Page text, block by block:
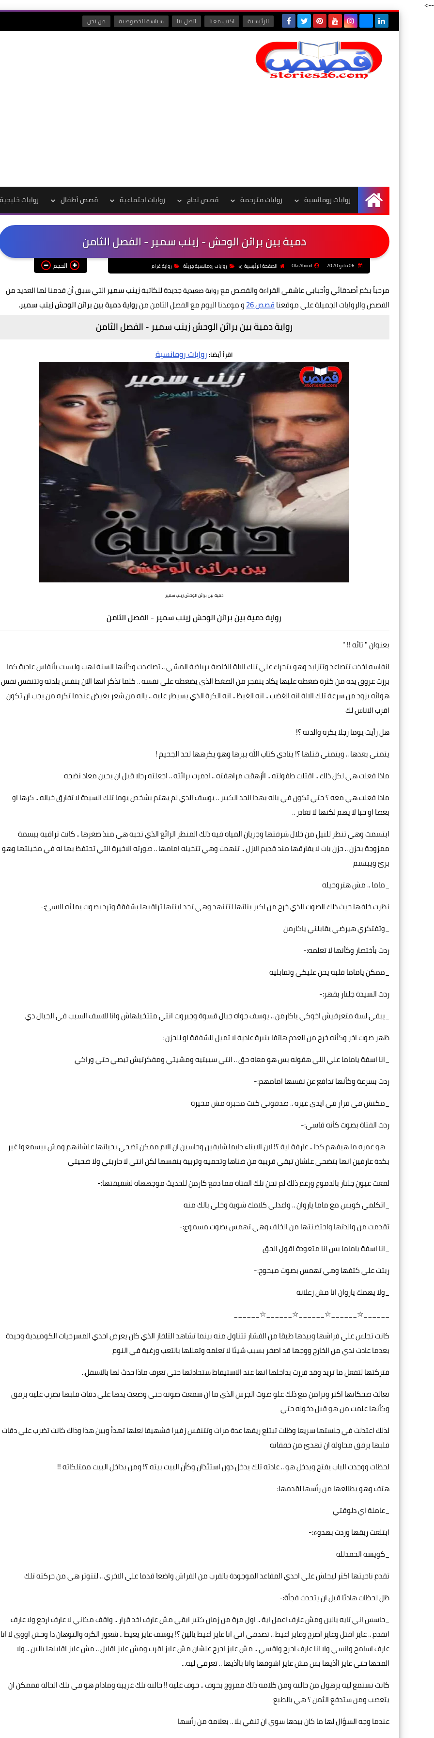
-->
الرئيسية اكتب معنا اتصل بنا سياسة الخصوصية من نحن
الرئيسية
روايات رومانسية روايات مترجمة قصص نجاح روايات اجتماعية قصص أطفال روايات خليجية
دمية بين براثن الوحش - زينب سمير - الفصل الثامن
Ola Abood الصفحة الرئيسية روايات رومانسية جريئة رواية غرام الحجم
مرحباً بكم أصدقائي وأحبابي عاشقي القراءة والقصص معرواية صعيديةجديدة للكاتبةزينب سميرالتي سبق أن قدمنا لها العديد من
القصص والروايات الجميلة علي موقعناقصص 26 و موعدنا اليوم مع الفصل الثامن منرواية دمية بين براثن الوحش زينب سمير.
رواية دمية بين براثن الوحش زينب سمير - الفصل الثامن
اقرأ أيضا:روايات رومانسية
دمية بين براثن الوحش زينب سمير
رواية دمية بين براثن الوحش زينب سمير - الفصل الثامن
بعنوان " تائه !! "
انفاسه اخذت تتصاعد وتتزايد وهو يتحرك علي تلك الالة الخاصة برياضة المشي .. تصاعدت وكأنها السنة لهب وليست بأنفاس عادية كما
برزت عروق يده من كثرة ضغطه عليها يكاد ينفجر من الضغط الذي يضغطه علي نفسه .. كلما تذكر انها الان بنفس بلدته وتتنفس نفس
هوائه يزود من سرعة تلك الالة انه الغضب .. انه الغيظ .. انه الكرة الذي يسيطر عليه .. ياله من شعر بغيض عندما تكره من يجب ان تكون
اقرب الاناس لك
هل رأيت يوما رجلا يكره والدته ؟!
يتمني بعدها .. ويتمني قتلها ؟! ينادي كتاب الله ببرها وهو يكرهها لحد الجحيم !
ماذا فعلت هي لكل ذلك .. اقتلت طفولته .. اأزهقت مراهقته .. ادمرت برائته .. اجعلته رجلا قبل ان يحين معاد نضجه
ماذا فعلت هي معه ؟ حتي تكون في باله بهذا الحد الكبير .. يوسف الذي لم يهتم بشخص يوما تلك السيدة لا تفارق خياله .. كرها او
بغضا او حبا لا يهم لكنها لا تغادر ..
ابتسمت وهي تنظر للنيل من خلال شرفتها وجريان المياه فيه ذلك المنظر الرائع الذي تحبه هي منذ صغرها .. كانت تراقبه ببسمة
ممزوجة بحزن .. حزن بات لا يفارقها منذ قديم الازل .. تنهدت وهي تتخيله امامها .. صورته الاخيرة التي تحتفظ بها له في مخيلتها وهو
برئ ويبتسم
_ماما .. مش هتروحيله
نظرت خلفها حيث ذلك الصوت الذي خرج من اكبر بناتها لتتنهد وهي تجد ابنتها تراقبها بشفقة وترد بصوت يملئه الاسئ:-
_وتفتكري هيرضي يقابلني ياكارمن
ردت بأختصار وكأنها لا تعلمه:-
_ممكن ياماما قلبه يحن عليكي وتقابليه
ردت السيدة جلنار بقهر:-
_يبقي لسة متعرفيش اخوكي ياكارمن .. يوسف جواه جبال قسوة وجبروت انتي متتخيلهاش وانا للاسف السبب في الجبال دي
ظهر صوت اخر وكأنه خرج من العدم هاتفا بنبرة عادية لا تميل للشفقة او للحزن :-
_انا اسفة ياماما علي اللي هقوله بس هو معاه حق .. انتي سيبتيه ومشيتي ومفكرتيش تبصي حتي وراكي
ردت بسرعة وكأنها تدافع عن نفسها امامهم:-
_مكنش في قرار في ايدي غيره .. صدقوني كنت مجبرة مش مخيرة
ردت الفتاة بصوت كأنه قاسي:-
_هو عمره ما هيفهم كدا .. عارفة لية ؟! لان الابناء دايما شايفين وحاسين ان الام ممكن تضحي بحياتها علشانهم ومش بيسمعوا غير
بكدة عارفين انها بتضحي علشان تبقي قريبة من ضناها وتحميه وتربية بنفسها لكن انتي لا حاربتي ولا ضحيتي
لمعت عيون جلنار بالدموع ورغم ذلك لم تحن تلك الفتاة مما دفع كارمن للحديث موجههاه لشقيقتها:-
_اتكلمي كويس مع ماما ياروان .. واعدلي كلامك شوية وخلي بالك منه
تقدمت من والدتها واحتضنتها من الخلف وهي تهمس بصوت مسموع:-
_انا اسفة ياماما بس انا متعودة اقول الحق
ربتت علي كتفها وهي تهمس بصوت مبحوح:-
_ولا يهمك ياروان انا مش زعلانة
______☆______☆______☆______☆______
كانت تجلس علي فراشها وبيدها طبقا من الفشار تتناول منه بينما تشاهد التلفاز الذي كان يعرض احدي المسرحيات الكوميدية وحيدة
بعدما عادت ندي من الخارج ووجها قد اصفر بسبب شيئا لا تعلمه وتعللها بالتعب ورغبة في النوم
فتركتها لتفعل ما تريد وقد قررت بداخلها انها عند الاستيقاظ ستحادثها حتي تعرف ماذا حدث لها بالاسفل..
تعالت ضحكاتها اكثر وتزامن مع ذلك علو صوت الجرس الذي ما ان سمعت صوته حتي وضعت يدها علي دقات قلبها تضرب عليه برفق
وكأنها علمت من هو قبل دخوله حتي
لذلك اعتدلت في جلستها سريعا وظلت تبتلع ريقها عدة مرات وتتنفس زفيرا فشهيقا لعلها تهدأ وبين هذا وذاك كانت تضرب علي دقات
قلبها برفق محاولة ان تهدئ من خفقاته
لحظات ووجدت الباب يفتح ويدخل هو .. عادته تلك يدخل دون استئذان وكأن البيت بيته ؟! ومن بداخل البيت ممتلكاته !!
هتف وهو يطالعها من رأسها لقدمها:-
_عاملة اي دلوقتي
ابتلعت ريقها وردت بهدوء:-
_كويسة الحمدلله
تقدم ناحيتها اكثر ليجلش علي احدي المقاعد الموجودة بالقرب من الفراش واضعا قدما علي الاخري .. لتتوتر هي من حركته تلك
ظل لحظات هادئا قبل ان يتحدث فجأة:-
_حاسس اني تايه يالين ومش عارف اعمل اية .. اول مرة من زمان كتير ابقي مش عارف اخد قرار .. واقف مكاني لا عارف ارجع ولا عارف
اتقدم .. عايز اقتل وعايز اصرخ وعايز اعيط .. تصدقي اني انا عايز اعيط يالين ؟! يوسف عايز يعيط .. شعور الكره والتوهان دا وحش اووي لا انا
عارف اسامح وانسي ولا انا عارف اجرح واقسي .. مش عايز اجرح علشان مش عايز اقرب ومش عايز اقابل .. مش عايز اقابلها يالين .. ولا
المحها حتي عايز اأذيها بس مش عايز اشوفها وانا باأذيها .. تعرفي ليه...
كانت تستمع ليه بزهول من حالته ومن كلامه ذلك ممزوج بخوف .. خوف عليه !! حالته تلك غريبة ومادام هو في تلك الحالة فممكن ان
يتعصب ومن ستدفع الثمن ؟ هي بالطبع
عندما وجه السؤال لها ما كان بيدها سوي ان تنفي بلا .. بعلامة من رأسها